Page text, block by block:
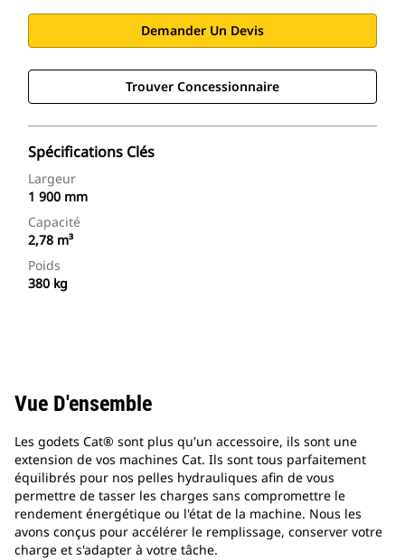
Demander Un Devis
Trouver Concessionnaire
Spécifications Clés
Largeur
1 900 mm
Capacité
2,78 m³
Poids
380 kg
Vue D'ensemble
Les godets Cat® sont plus qu'un accessoire, ils sont une
extension de vos machines Cat. Ils sont tous parfaitement
équilibrés pour nos pelles hydrauliques afin de vous
permettre de tasser les charges sans compromettre le
rendement énergétique ou l'état de la machine. Nous les
avons conçus pour accélérer le remplissage, conserver votre
charge et s'adapter à votre tâche.